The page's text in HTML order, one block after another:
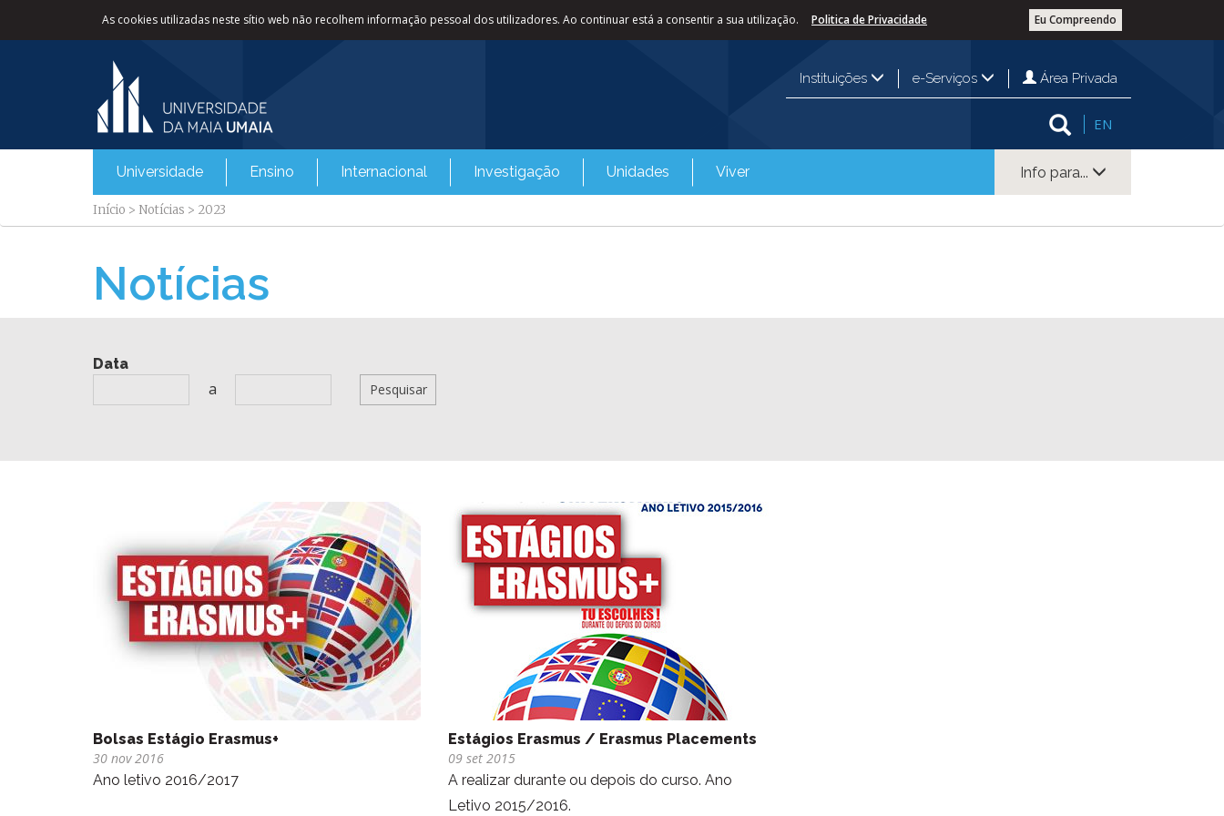
As cookies utilizadas neste sítio web não recolhem informação pessoal dos utilizadores. Ao continuar está a consentir a sua utilização. Eu Compreendo
Politica de Privacidade
Instituições e-Serviços Área Privada
EN
Universidade Ensino Internacional Investigação Unidades Viver Info para...
Início > Notícias > 2023
Notícias
Data
a
Bolsas Estágio Erasmus+
30 nov 2016
Ano letivo 2016/2017
Estágios Erasmus / Erasmus Placements
09 set 2015
A realizar durante ou depois do curso. Ano
Letivo 2015/2016.